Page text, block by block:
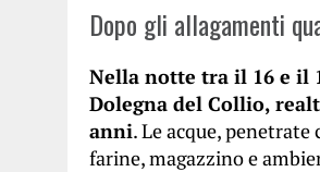
Dopo gli allagamenti
Nella notte tra il 16 e il
Dolegna del Collio,
anni. Le acque,
farine, magazzino e